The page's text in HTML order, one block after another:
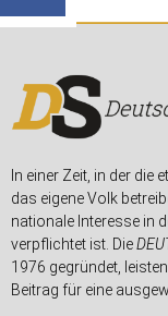
In einer Zeit, in der die
das eigene Volk
nationale Interesse in
verpflichtet ist. Die
1976 gegründet,
Beitrag für eine